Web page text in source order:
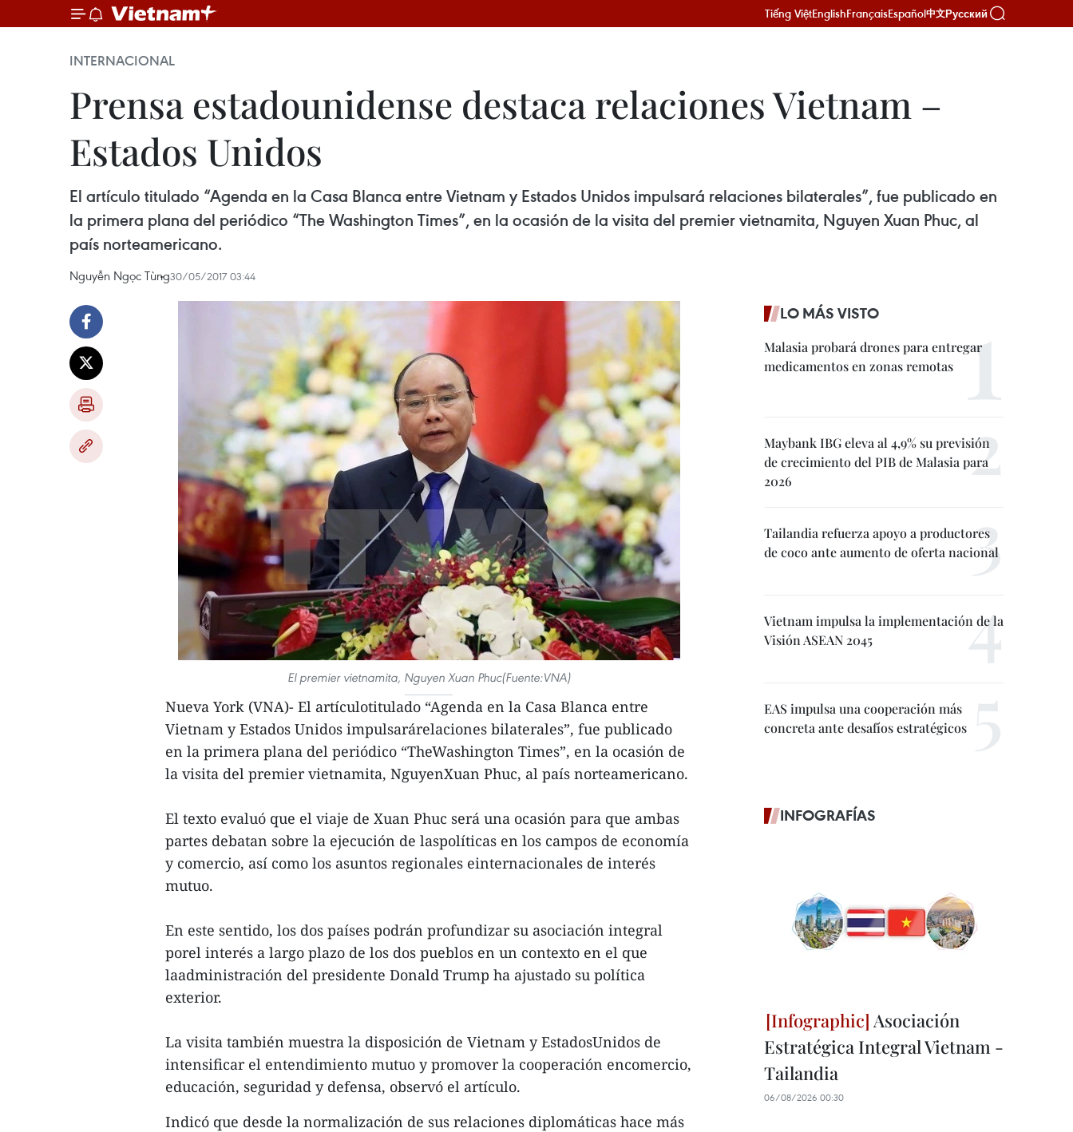
Tiếng ViệtEnglishFrançaisEspañol中文Русский
INTERNACIONAL
Prensa estadounidense destaca relaciones Vietnam –
Estados Unidos
El artículo titulado “Agenda en la Casa Blanca entre Vietnam y Estados Unidos impulsará relaciones bilaterales”, fue publicado en
la primera plana del periódico “The Washington Times”, en la ocasión de la visita del premier vietnamita, Nguyen Xuan Phuc, al
país norteamericano.
Nguyễn Ngọc Tùng30/05/2017 03:44
El premier vietnamita, Nguyen Xuan Phuc(Fuente:VNA)
Nueva York (VNA)- El artículotitulado “Agenda en la Casa Blanca entre
Vietnam y Estados Unidos impulsarárelaciones bilaterales”, fue publicado
en la primera plana del periódico “TheWashington Times”, en la ocasión de
la visita del premier vietnamita, NguyenXuan Phuc, al país norteamericano.
El texto evaluó que el viaje de Xuan Phuc será una ocasión para que ambas
partes debatan sobre la ejecución de laspolíticas en los campos de economía
y comercio, así como los asuntos regionales einternacionales de interés
mutuo.
En este sentido, los dos países podrán profundizar su asociación integral
porel interés a largo plazo de los dos pueblos en un contexto en el que
laadministración del presidente Donald Trump ha ajustado su política
exterior.
La visita también muestra la disposición de Vietnam y EstadosUnidos de
intensificar el entendimiento mutuo y promover la cooperación encomercio,
educación, seguridad y defensa, observó el artículo.
Indicó que desde la normalización de sus relaciones diplomáticas hace más
LO MÁS VISTO
Malasia probará drones para entregar
medicamentos en zonas remotas
Maybank IBG eleva al 4,9% su previsión
de crecimiento del PIB de Malasia para
2026
Tailandia refuerza apoyo a productores
de coco ante aumento de oferta nacional
Vietnam impulsa la implementación de la
Visión ASEAN 2045
EAS impulsa una cooperación más
concreta ante desafíos estratégicos
INFOGRAFÍAS
Asociación
Estratégica Integral Vietnam -
Tailandia
06/08/2026 00:30